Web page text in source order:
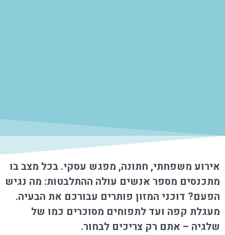
אירוע משפחתי, חתונה, מפגש עסקי. בכל מצב בו
מתכנסים מספר אנשים עולה ההתלבטות: מה נגיש
הפעם? דוכני המזון פותרים עבורכם את הבעיה.
מעגלת קפה ועד לתפוחים מסוכרים כמו של
שלגיה – אתם רק צריכים לבחור.